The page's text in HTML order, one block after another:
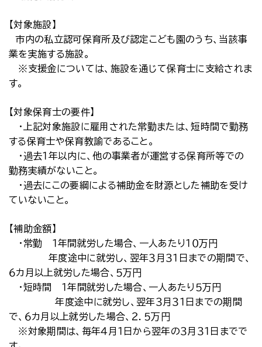
【対象施設】
市内の私立認可保育所及び認定こども園のうち、当該事
業を実施する施設。
※支援金については、施設を通じて保育士に支給されま
す。
【対象保育士の要件】
・上記対象施設に雇用された常勤または、短時間で勤務
する保育士や保育教諭であること。
・過去１年以内に、他の事業者が運営する保育所等での
勤務実績がないこと。
・過去にこの要綱による補助金を財源とした補助を受け
ていないこと。
【補助金額】
・常勤 １年間就労した場合、一人あたり１０万円
年度途中に就労し、翌年３月３１日までの期間で、
６カ月以上就労した場合、５万円
・短時間 １年間就労した場合、一人あたり５万円
年度途中に就労し、翌年３月３１日までの期間
で、６カ月以上就労した場合、２．５万円
※対象期間は、毎年４月１日から翌年の３月３１日までで